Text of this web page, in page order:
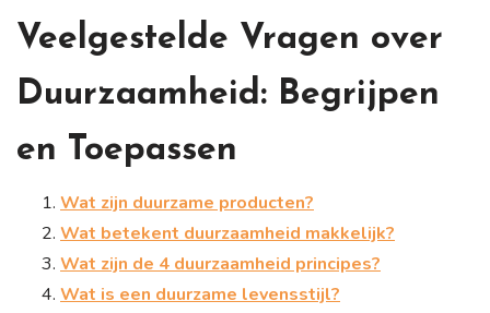
Veelgestelde Vragen over
Duurzaamheid: Begrijpen
en Toepassen
Wat zijn duurzame producten?
Wat betekent duurzaamheid makkelijk?
Wat zijn de 4 duurzaamheid principes?
Wat is een duurzame levensstijl?